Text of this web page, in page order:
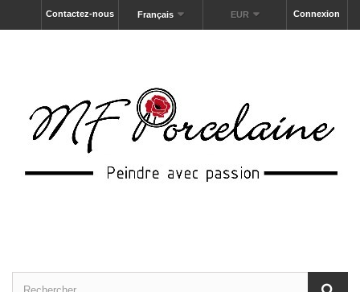
Connexion
EUR
Français
Contactez-nous